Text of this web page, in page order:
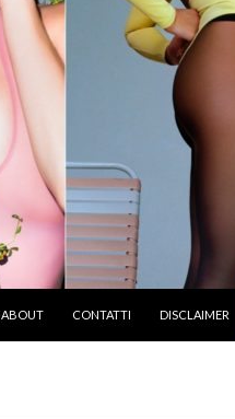
ABOUT
CONTATTI DISCLAIMER